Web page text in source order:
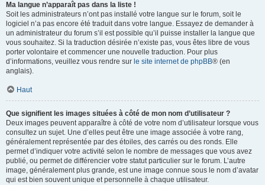
Ma langue n’apparaît pas dans la liste !
Soit les administrateurs n’ont pas installé votre langue sur le forum, soit le
logiciel n’a pas encore été traduit dans votre langue. Essayez de demander à
un administrateur du forum s’il est possible qu’il puisse installer la langue que
vous souhaitez. Si la traduction désirée n’existe pas, vous êtes libre de vous
porter volontaire et commencer une nouvelle traduction. Pour plus
d’informations, veuillez vous rendre sur le site internet de phpBB® (en
anglais).
Haut
Que signifient les images situées à côté de mon nom d’utilisateur ?
Deux images peuvent apparaître à côté de votre nom d’utilisateur lorsque vous
consultez un sujet. Une d’elles peut être une image associée à votre rang,
généralement représentée par des étoiles, des carrés ou des ronds. Elle
permet d’indiquer votre activité selon le nombre de messages que vous avez
publié, ou permet de différencier votre statut particulier sur le forum. L’autre
image, généralement plus grande, est une image connue sous le nom d’avatar
qui est bien souvent unique et personnelle à chaque utilisateur.